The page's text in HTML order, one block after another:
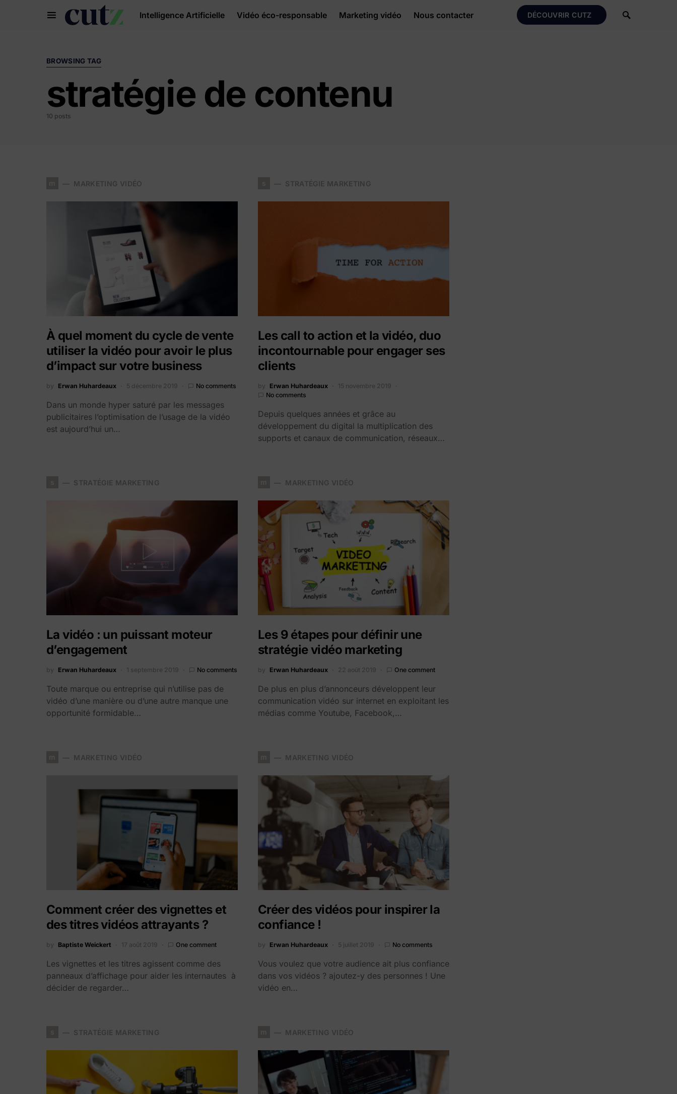
Intelligence Artificielle Vidéo éco-responsable Marketing vidéo Nous contacter DÉCOUVRIR CUTZ
Search for:
BROWSING TAG
stratégie de contenu
10 posts
MARKETING VIDÉO
À quel moment du cycle de vente
utiliser la vidéo pour avoir le plus
d’impact sur votre business
by Erwan Huhardeaux 5 décembre 2019 No comments
Dans un monde hyper saturé par les messages
publicitaires l’optimisation de l’usage de la vidéo
est aujourd’hui un…
STRATÉGIE MARKETING
Les call to action et la vidéo, duo
incontournable pour engager ses
clients
by Erwan Huhardeaux
15 novembre 2019
No comments
Depuis quelques années et grâce au
développement du digital la multiplication des
supports et canaux de communication, réseaux…
STRATÉGIE MARKETING
La vidéo : un puissant moteur
d’engagement
by Erwan Huhardeaux 1 septembre 2019 No comments
Toute marque ou entreprise qui n’utilise pas de
vidéo d’une manière ou d’une autre manque une
opportunité formidable…
MARKETING VIDÉO
Les 9 étapes pour définir une
stratégie vidéo marketing
by Erwan Huhardeaux 22 août 2019 One comment
De plus en plus d’annonceurs développent leur
communication vidéo sur internet en exploitant les
médias comme Youtube, Facebook,…
MARKETING VIDÉO
Comment créer des vignettes et
des titres vidéos attrayants ?
by Baptiste Weickert 17 août 2019 One comment
Les vignettes et les titres agissent comme des
panneaux d’affichage pour aider les internautes à
décider de regarder…
MARKETING VIDÉO
Créer des vidéos pour inspirer la
confiance !
by Erwan Huhardeaux 5 juillet 2019 No comments
Vous voulez que votre audience ait plus confiance
dans vos vidéos ? ajoutez-y des personnes ! Une
vidéo en…
STRATÉGIE MARKETING MARKETING VIDÉO